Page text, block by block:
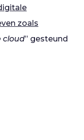
zoals
cloud” gesteund